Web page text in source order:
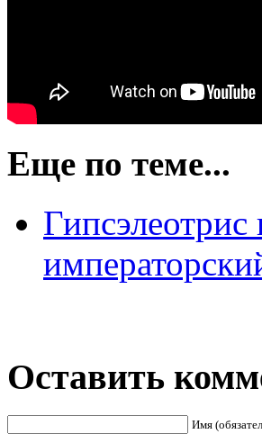
Еще по теме...
Оставить
Имя